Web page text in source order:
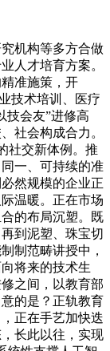
机构等多方合做
人才培育方案。
准施策，开
技术培训、医疗
技会友”进修高
社会构成合力。
社交新体例。推
一、可持续的准
然规模的企业正
温暖。正在市场
的布局沉塑。既
到泥塑、珠宝切
制范畴讲授中，
将来的技术生
之间，以教育部
的是？正轨教育
正在手艺加快迭
长此以往，实现